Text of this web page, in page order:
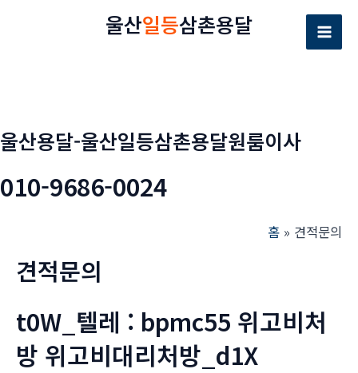
뛰
울산일등삼촌용달
Main
울산용달-울산일등삼촌용달원룸이사
010-9686-0024
홈 견적문의
견적문의
t0W_텔레 : bpmc55 위고비처
방 위고비대리처방_d1X